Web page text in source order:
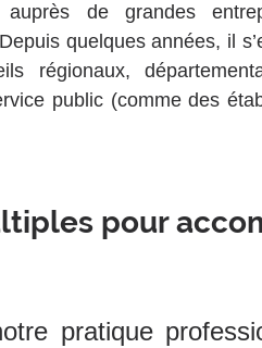
de grandes
quelques années, il
régionaux,
public (comme des
pour
pratique